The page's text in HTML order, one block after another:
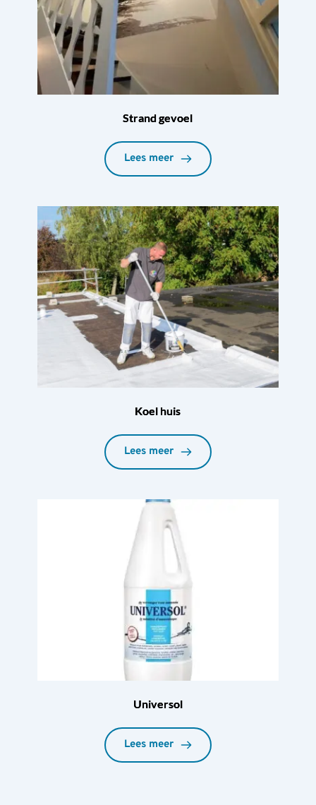
Strand gevoel
Lees meer
Koel huis
Lees meer
Universol
Lees meer